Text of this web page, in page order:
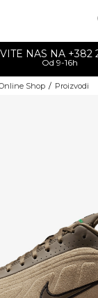
NAS NA +382
Od 9-16h
Shop Proizvodi